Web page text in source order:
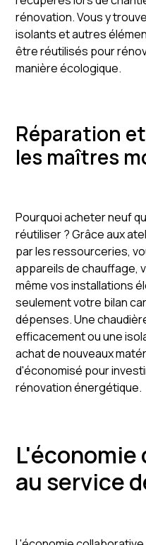
rénovation. Vous y
isolants et autres
être réutilisés pour
manière écologique.
Réparation
les maîtres
Pourquoi acheter neuf
réutiliser ? Grâce aux
par les ressourceries,
appareils de chauffage,
même vos installations
seulement votre bilan
dépenses. Une
efficacement ou une
achat de nouveaux
d'économisé pour
rénovation énergétique.
au service